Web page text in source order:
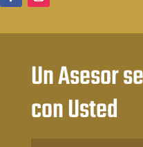
Un Asesor
con Usted